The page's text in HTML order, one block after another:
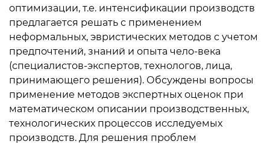
оптимизации, т.е. интенсификации производств
предлагается решать с применением
неформальных, эвристических методов с учетом
предпочтений, знаний и опыта чело-века
(специалистов-экспертов, технологов, лица,
принимающего решения). Обсуждены вопросы
применение методов экспертных оценок при
математическом описании производственных,
технологических процессов исследуемых
производств. Для решения проблем